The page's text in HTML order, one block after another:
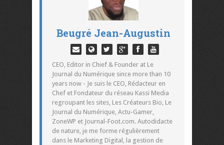
Beugré Jean-Augustin
CEO, Editor in Chief & Founder at Le
Journal du Numérique since more than 10
years now - Je suis le CEO, Rédacteur en
Chef et Fondateur du réseau Kassi Media
regroupant les sites, Les Créateurs Bio, Le
Journal du Numérique, Actu-Gamer,
ZoneWP et Journal-Foot.com. Autodidacte
de nature, je me forme régulièrement
dans le Marketing Digital, la gestion de